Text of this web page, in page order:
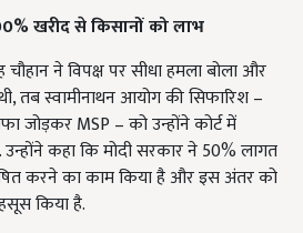
खरीद से किसानों को लाभ
ने विपक्ष पर सीधा हमला बोला और
तब स्वामीनाथन आयोग की सिफारिश –
जोड़कर MSP – को उन्होंने कोर्ट में
कहा कि मोदी सरकार ने 50% लागत
करने का काम किया है और इस अंतर को
किया है.